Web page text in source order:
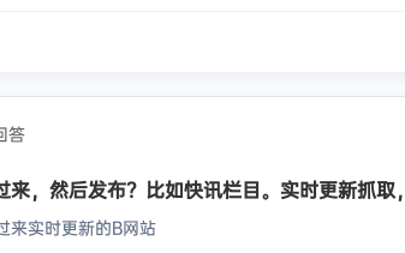
答
来，然后发布？比如快讯栏目。实时更新抓取
来实时更新的B网站